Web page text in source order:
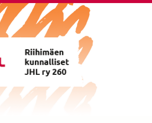
ry yhdistys 260